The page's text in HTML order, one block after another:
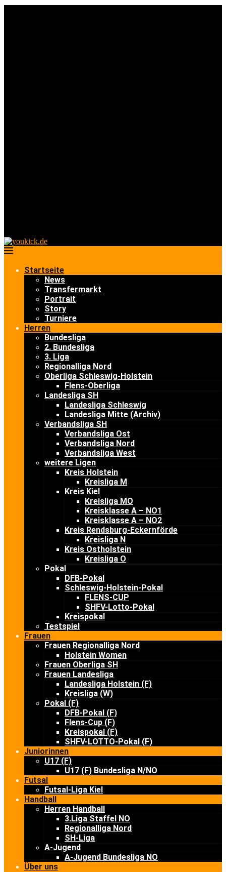
Startseite
News
Transfermarkt
Portrait
Story
Turniere
Herren
Bundesliga
2. Bundesliga
3. Liga
Regionalliga Nord
Oberliga Schleswig-Holstein
Flens-Oberliga
Landesliga SH
Landesliga Schleswig
Landesliga Mitte (Archiv)
Verbandsliga SH
Verbandsliga Ost
Verbandsliga Nord
Verbandsliga West
weitere Ligen
Kreis Holstein
Kreisliga M
Kreis Kiel
Kreisliga MO
Kreisklasse A – NO1
Kreisklasse A – NO2
Kreis Rendsburg-Eckernförde
Kreisliga N
Kreis Ostholstein
Kreisliga O
Pokal
DFB-Pokal
Schleswig-Holstein-Pokal
FLENS-CUP
SHFV-Lotto-Pokal
Kreispokal
Testspiel
Frauen
Frauen Regionalliga Nord
Holstein Women
Frauen Oberliga SH
Frauen Landesliga
Landesliga Holstein (F)
Kreisliga (W)
Pokal (F)
DFB-Pokal (F)
Flens-Cup (F)
Kreispokal (F)
SHFV-LOTTO-Pokal (F)
Juniorinnen
U17 (F)
U17 (F) Bundesliga N/NO
Futsal
Futsal-Liga Kiel
Handball
Herren Handball
3.Liga Staffel NO
Regionalliga Nord
SH-Liga
A-Jugend
A-Jugend Bundesliga NO
Über uns